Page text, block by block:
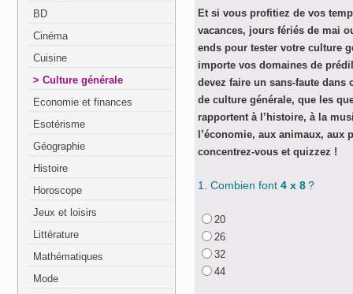
BD
Cinéma
Cuisine
Culture générale
Economie et finances
Esotérisme
Géographie
Histoire
Horoscope
Jeux et loisirs
Littérature
Mathématiques
Mode
Et si vous profitiez de vos
vacances, jours fériés de mai
ends pour tester votre culture
importe vos domaines de
devez faire un sans-faute dans
de culture générale, que les
rapportent à l’histoire, à la
l’économie, aux animaux, aux
concentrez-vous et quizzez !
1. Combien font 4 x 8?
20
26
32
44